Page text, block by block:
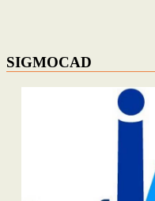
SIGMOCAD